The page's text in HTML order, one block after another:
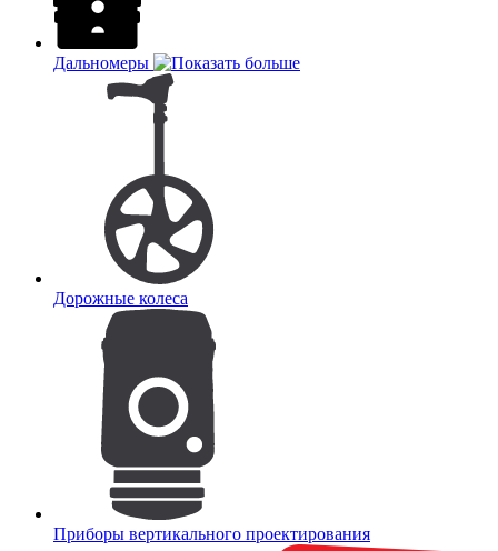
Дальномеры
Дорожные колеса
Приборы вертикального проектирования